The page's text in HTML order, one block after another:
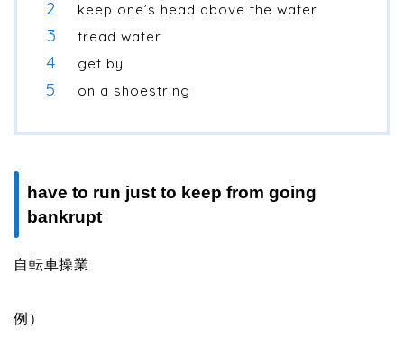
keep one’s head above the water
tread water
get by
on a shoestring
have to run just to keep from going
bankrupt
自転車操業
例）